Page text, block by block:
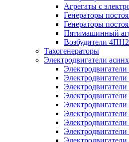
Агрегаты с
Генераторы
Генераторы
Пятимашинный
Возбудители
Тахогенераторы
Электродвигатели